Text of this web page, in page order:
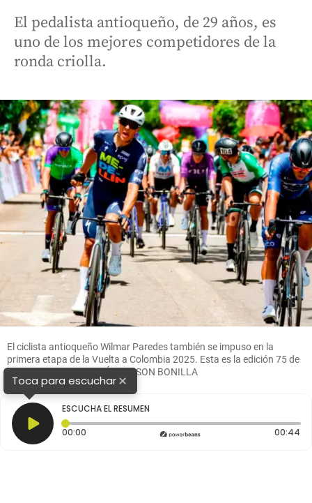
El pedalista antioqueño, de 29 años, es
uno de los mejores competidores de la
ronda criolla.
El ciclista antioqueño Wilmar Paredes también se impuso en la
primera etapa de la Vuelta a Colombia 2025. Esta es la edición 75 de
la ronda criolla. FOTO: ÁNDERSON BONILLA
Toca para escuchar×
ESCUCHA EL RESUMEN
00:00 Tiempo transcurrido: 0 segundos 00:44